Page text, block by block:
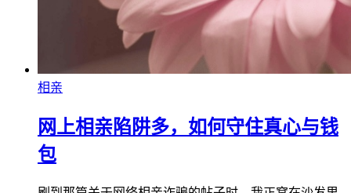
相亲
网上相亲陷阱多，如何守住真心与钱
包